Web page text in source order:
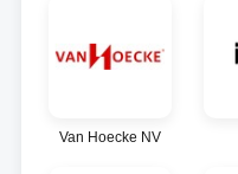
Van Hoecke NV